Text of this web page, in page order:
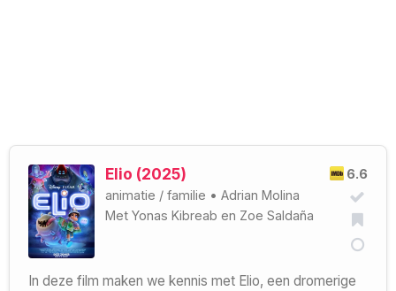
6.6
Elio (2025)
animatie / familie • Adrian Molina
Met Yonas Kibreab en Zoe Saldaña
In deze film maken we kennis met Elio, een dromerige